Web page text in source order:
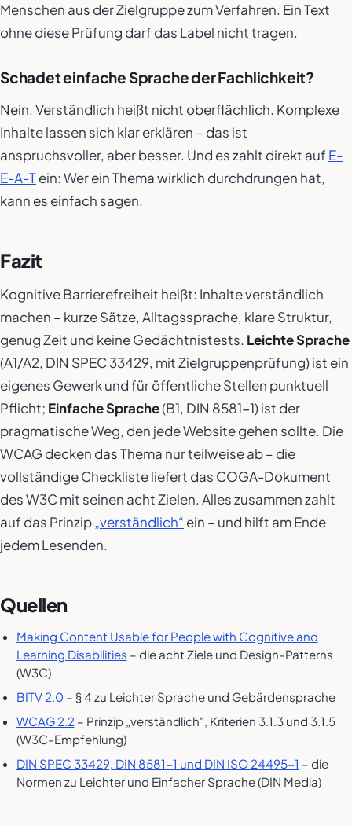
Menschen aus der Zielgruppe zum Verfahren. Ein Text
ohne diese Prüfung darf das Label nicht tragen.
Schadet einfache Sprache der Fachlichkeit?
Nein. Verständlich heißt nicht oberflächlich. Komplexe
Inhalte lassen sich klar erklären – das ist
anspruchsvoller, aber besser. Und es zahlt direkt auf E-
E-A-Tein: Wer ein Thema wirklich durchdrungen hat,
kann es einfach sagen.
Fazit
Kognitive Barrierefreiheit heißt: Inhalte verständlich
machen – kurze Sätze, Alltagssprache, klare Struktur,
genug Zeit und keine Gedächtnistests. Leichte Sprache
(A1/A2, DIN SPEC 33429, mit Zielgruppenprüfung) ist ein
eigenes Gewerk und für öffentliche Stellen punktuell
Pflicht; Einfache Sprache(B1, DIN 8581-1) ist der
pragmatische Weg, den jede Website gehen sollte. Die
WCAG decken das Thema nur teilweise ab – die
vollständige Checkliste liefert das COGA-Dokument
des W3C mit seinen acht Zielen. Alles zusammen zahlt
auf das Prinzip„verständlich“ ein – und hilft am Ende
jedem Lesenden.
Quellen
Making Content Usable for People with Cognitive and
Learning Disabilities – die acht Ziele und Design-Patterns
(W3C)
BITV 2.0 – § 4 zu Leichter Sprache und Gebärdensprache
WCAG 2.2 – Prinzip „verständlich", Kriterien 3.1.3 und 3.1.5
(W3C-Empfehlung)
DIN SPEC 33429, DIN 8581-1 und DIN ISO 24495-1 – die
Normen zu Leichter und Einfacher Sprache (DIN Media)